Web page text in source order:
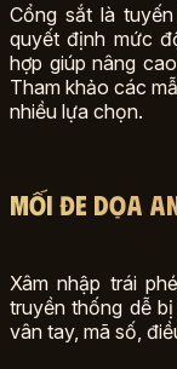
Cổng sắt là
quyết định mức
hợp giúp nâng
Tham khảo các
nhiều lựa chọn.
Mối Đe Dọa
Xâm nhập trái
truyền thống dễ
vân tay, mã số,